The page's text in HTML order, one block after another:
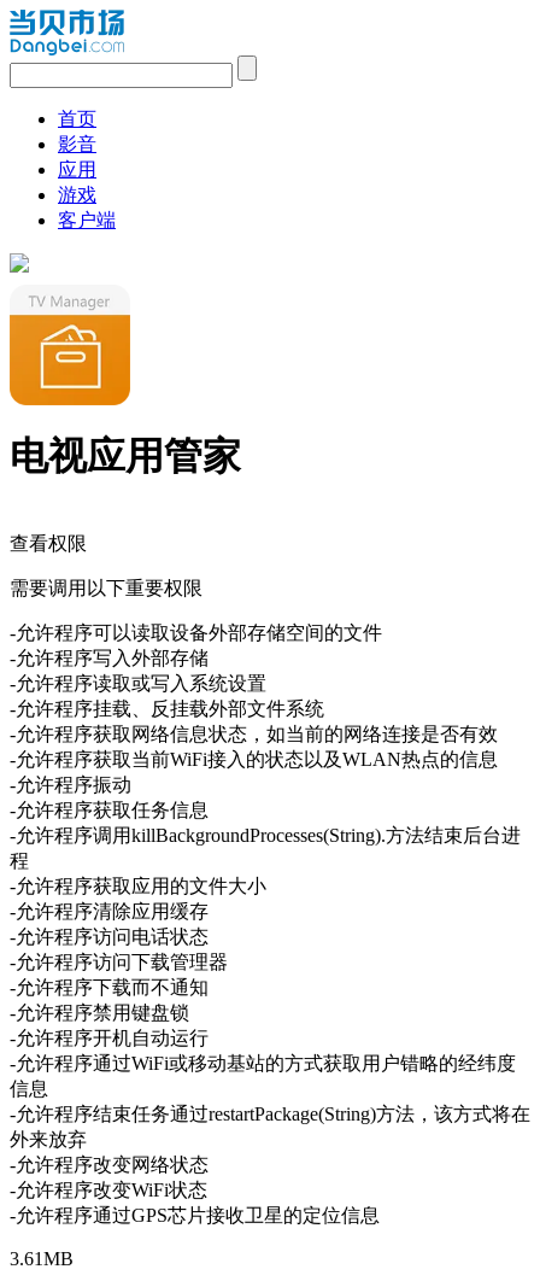
首页
影音
应用
游戏
客户端
电视应用管家
查看权限
需要调用以下重要权限
-允许程序可以读取设备外部存储空间的文件
-允许程序写入外部存储
-允许程序读取或写入系统设置
-允许程序挂载、反挂载外部文件系统
-允许程序获取网络信息状态，如当前的网络连接是否有效
-允许程序获取当前WiFi接入的状态以及WLAN热点的信息
-允许程序振动
-允许程序获取任务信息
-允许程序调用killBackgroundProcesses(String).方法结束后台进
程
-允许程序获取应用的文件大小
-允许程序清除应用缓存
-允许程序访问电话状态
-允许程序访问下载管理器
-允许程序下载而不通知
-允许程序禁用键盘锁
-允许程序开机自动运行
-允许程序通过WiFi或移动基站的方式获取用户错略的经纬度
信息
-允许程序结束任务通过restartPackage(String)方法，该方式将在
外来放弃
-允许程序改变网络状态
-允许程序改变WiFi状态
-允许程序通过GPS芯片接收卫星的定位信息
3.61MB